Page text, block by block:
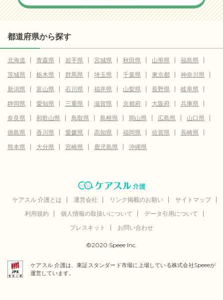
都道府県から探す
北海道 青森県 岩手県 宮城県 秋田県 山形県
福島県
茨城県
栃木県 群馬県 埼玉県 千葉県 東京都
神奈川県
新潟県
富山県 石川県 福井県 山梨県 長野県
岐阜県
静岡県
愛知県 三重県 滋賀県 京都府 大阪府
兵庫県
奈良県
和歌山県 鳥取県 島根県 岡山県 広島県
山口県
徳島県
香川県 愛媛県 高知県 福岡県 佐賀県
長崎県
熊本県
大分県 宮崎県 鹿児島県 沖縄県
ケアスル 介護とは 運営会社 リンク掲載のお願い
サイトマップ
利用規約
個人情報の取扱いについて
データ引用について
プレスキット
お問い合わせ
©2020 Speee Inc.
ケアスル 介護は、東証スタンダード市場に上場している株式会社Speeeが
運営しています。